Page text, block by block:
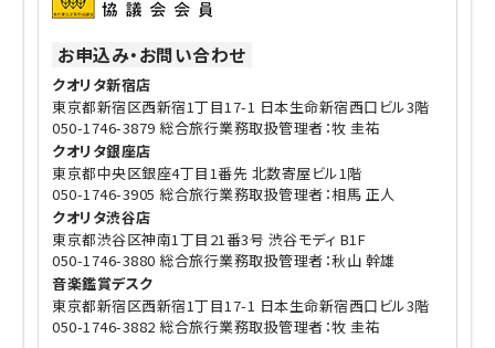
お申込み・お問い合わせ
クオリタ新宿店
東京都新宿区西新宿1丁目17-1 日本生命新宿西口ビル3階
050-1746-3879 総合旅行業務取扱管理者：牧 圭祐
クオリタ銀座店
東京都中央区銀座4丁目1番先 北数寄屋ビル1階
050-1746-3905 総合旅行業務取扱管理者：相馬 正人
クオリタ渋谷店
東京都渋谷区神南1丁目21番3号 渋谷モディ B1F
050-1746-3880 総合旅行業務取扱管理者：秋山 幹雄
音楽鑑賞デスク
東京都新宿区西新宿1丁目17-1 日本生命新宿西口ビル3階
050-1746-3882 総合旅行業務取扱管理者：牧 圭祐